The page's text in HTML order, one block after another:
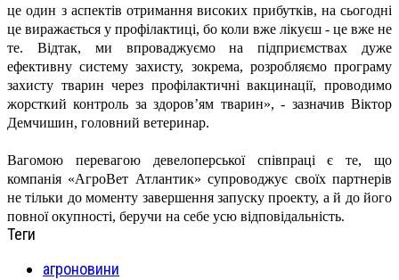
це один з аспектів отримання високих прибутків, на сьогодні
це виражається у профілактиці, бо коли вже лікуєш - це вже не
те. Відтак, ми впроваджуємо на підприємствах дуже
ефективну систему захисту, зокрема, розробляємо програму
захисту тварин через профілактичні вакцинації, проводимо
жорсткий контроль за здоров’ям тварин», - зазначив Віктор
Демчишин, головний ветеринар.
Вагомою перевагою девелоперської співпраці є те, що
компанія «АгроВет Атлантик» супроводжує своїх партнерів
не тільки до моменту завершення запуску проекту, а й до його
повної окупності, беручи на себе усю відповідальність.
Теги
агроновини